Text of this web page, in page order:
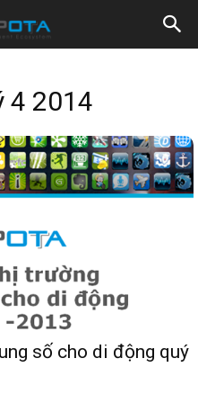
4 2014
số cho di động quý